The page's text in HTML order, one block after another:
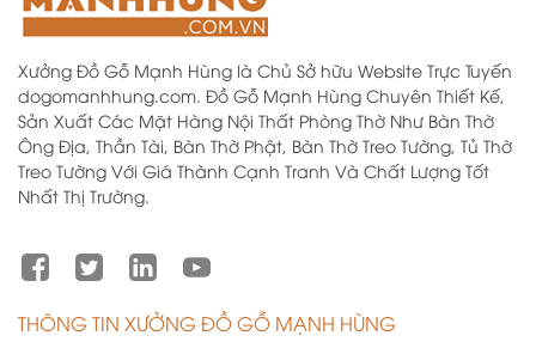
Xưởng Đồ Gỗ Mạnh Hùng là Chủ Sở hữu Website Trực Tuyến
dogomanhhung.com. Đồ Gỗ Mạnh Hùng Chuyên Thiết Kế,
Sản Xuất Các Mặt Hàng Nội Thất Phòng Thờ Như Bàn Thờ
Ông Địa, Thần Tài, Bàn Thờ Phật, Bàn Thờ Treo Tường, Tủ Thờ
Treo Tường Với Giá Thành Cạnh Tranh Và Chất Lượng Tốt
Nhất Thị Trường.
THÔNG TIN XƯỞNG ĐỒ GỖ MẠNH HÙNG